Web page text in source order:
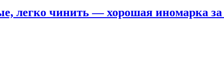
легко чинить — хорошая иномарка за